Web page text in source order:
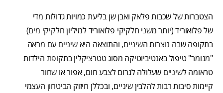
הצטברות של שכבות פלאק ואבן שן בליעת כמויות גדולות מדי
של פלואוריד (יותר משני חלקיקי פלואוריד למיליון חלקיקי מים)
בתקופה שבה נוצרות השיניים, והתוצאה היא שיניים עם מראה
"מנומר" טיפול באנטיביוטיקה מסוג טטרציקלין בתקופת הילדות
טראומה לשיניים שעלולה לגרום לצבע חום, אפור או שחור
קיימות סיבות רבות להלבין שיניים, ובכללן חיזוק הביטחון העצמי